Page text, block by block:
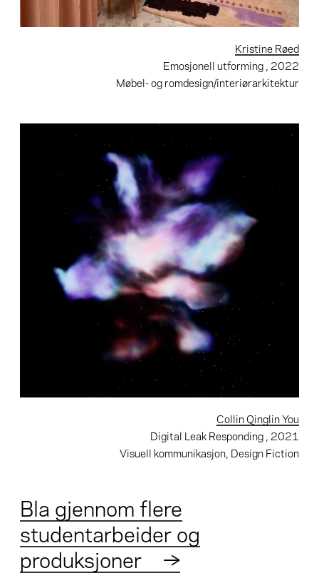
Kristine Røed
Emosjonell utforming , 2022
Møbel- og romdesign/interiørarkitektur
Collin Qinglin You
Digital Leak Responding , 2021
Visuell kommunikasjon, Design Fiction
Bla gjennom flere
studentarbeider og
produksjoner
→